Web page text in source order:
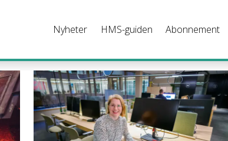
Nyheter HMS-guiden Abonnement